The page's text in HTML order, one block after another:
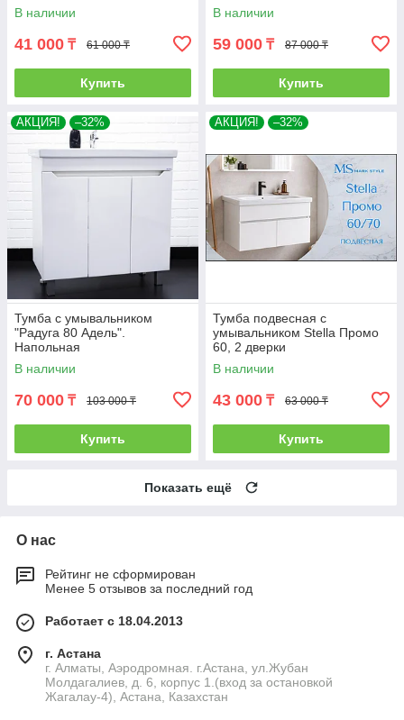
В наличии
41 000 ₸ 61 000 ₸
Купить
В наличии
59 000 ₸ 87 000 ₸
Купить
АКЦИЯ! –32%
Тумба с умывальником
"Радуга 80 Адель".
Напольная
В наличии
70 000 ₸ 103 000 ₸
Купить
АКЦИЯ! –32%
Тумба подвесная с
умывальником Stella Промо
60, 2 дверки
В наличии
43 000 ₸ 63 000 ₸
Купить
Показать ещё
О нас
Рейтинг не сформирован
Менее 5 отзывов за последний год
Работает с 18.04.2013
г. Астана
г. Алматы, Аэродромная. г.Астана, ул.Жубан
Молдагалиев, д. 6, корпус 1.(вход за остановкой
Жагалау-4), Астана, Казахстан